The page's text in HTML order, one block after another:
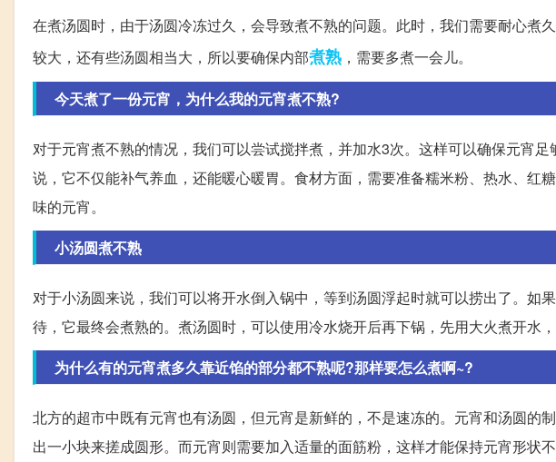
在煮汤圆时，由于汤圆冷冻过久，会导致煮不熟的问题。此时，我们需要耐心煮
较大，还有些汤圆相当大，所以要确保内部煮熟 ，需要多煮一会儿。
今天煮了一份元宵，为什么我的元宵煮不熟?
对于元宵煮不熟的情况，我们可以尝试搅拌煮，并加水3次。这样可以确保元宵
说，它不仅能补气养血，还能暖心暖胃。食材方面，需要准备糯米粉、热水、红
味的元宵。
小汤圆煮不熟
对于小汤圆来说，我们可以将开水倒入锅中，等到汤圆浮起时就可以捞出了。如
待，它最终会煮熟的。煮汤圆时，可以使用冷水烧开后再下锅，先用大火煮开水
为什么有的元宵煮多久靠近馅的部分都不熟呢?那样要怎么煮啊~?
北方的超市中既有元宵也有汤圆，但元宵是新鲜的，不是速冻的。元宵和汤圆的
出一小块来搓成圆形。而元宵则需要加入适量的面筋粉，这样才能保持元宵形状